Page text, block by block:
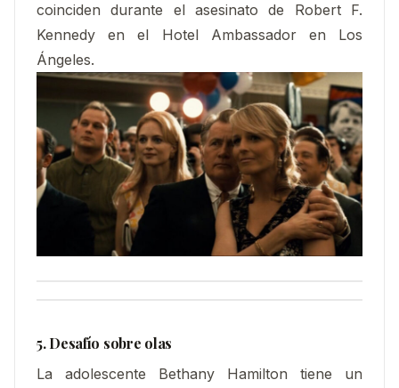
coinciden durante el asesinato de Robert F.
Kennedy en el Hotel Ambassador en Los
Ángeles.
5. Desafío sobre olas
La adolescente Bethany Hamilton tiene un